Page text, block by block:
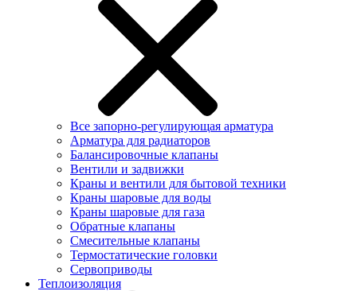
Все запорно-регулирующая арматура
Арматура для радиаторов
Балансировочные клапаны
Вентили и задвижки
Краны и вентили для бытовой техники
Краны шаровые для воды
Краны шаровые для газа
Обратные клапаны
Смесительные клапаны
Термостатические головки
Сервоприводы
Теплоизоляция